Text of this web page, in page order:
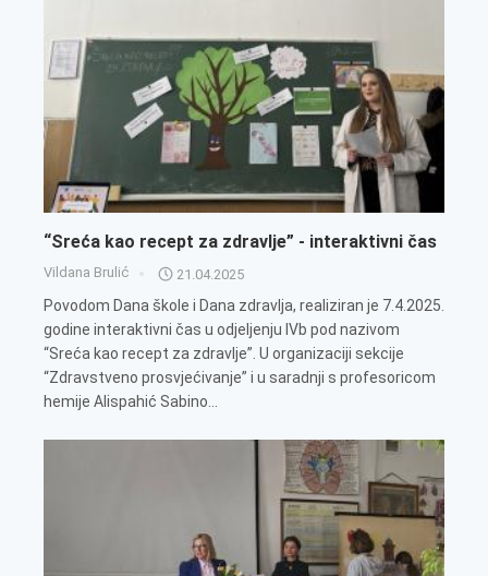
“Sreća kao recept za zdravlje” - interaktivni čas
Vildana Brulić 21.04.2025
Povodom Dana škole i Dana zdravlja, realiziran je 7.4.2025.
godine interaktivni čas u odjeljenju IVb pod nazivom
“Sreća kao recept za zdravlje”. U organizaciji sekcije
“Zdravstveno prosvjećivanje” i u saradnji s profesoricom
hemije Alispahić Sabino...